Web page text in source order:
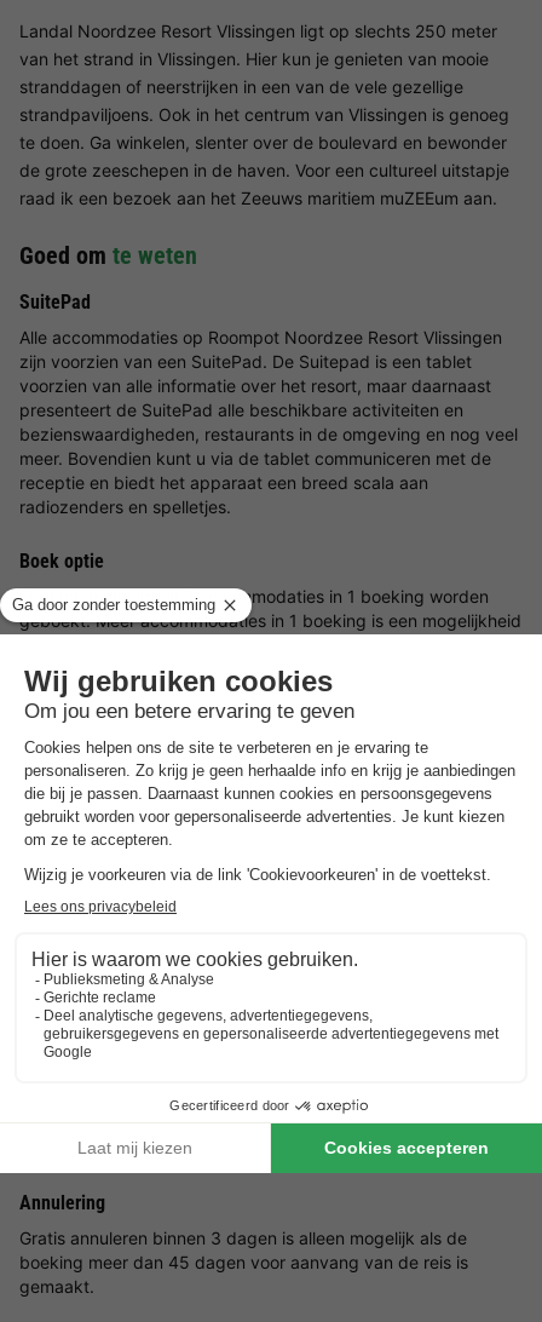
Landal Noordzee Resort Vlissingen ligt op slechts 250 meter
van het strand in Vlissingen. Hier kun je genieten van mooie
stranddagen of neerstrijken in een van de vele gezellige
strandpaviljoens. Ook in het centrum van Vlissingen is genoeg
te doen. Ga winkelen, slenter over de boulevard en bewonder
de grote zeeschepen in de haven. Voor een cultureel uitstapje
raad ik een bezoek aan het Zeeuws maritiem muZEEum aan.
Goed om te weten
SuitePad
Alle accommodaties op Roompot Noordzee Resort Vlissingen
zijn voorzien van een SuitePad. De Suitepad is een tablet
voorzien van alle informatie over het resort, maar daarnaast
presenteert de SuitePad alle beschikbare activiteiten en
bezienswaardigheden, restaurants in de omgeving en nog veel
meer. Bovendien kunt u via de tablet communiceren met de
receptie en biedt het apparaat een breed scala aan
radiozenders en spelletjes.
Boek optie
Er kunnen maximaal 3 accommodaties in 1 boeking worden
geboekt. Meer accommodaties in 1 boeking is een mogelijkheid
Voorkeuren
Voor voorkeuren zoals bijvoorbeeld de ligging van je
Reserveren meerdere accommodaties
Reserveringen met meerdere accommodaties zijn pas
gegarandeerd wanneer u een factuur vanuit het park ontvangt.
Waarborgsom
rekening gebracht. De waarborgsom kunt u vinden op de
factuur van Roompot.
Groepsdeposito's
een extra borg in rekening gebracht. De extra groepsborg
wordt door de gast betaald in overeenstemming met de
gemaakte afspraken.
Annulering
Gratis annuleren binnen 3 dagen is alleen mogelijk als de
boeking meer dan 45 dagen voor aanvang van de reis is
gemaakt.